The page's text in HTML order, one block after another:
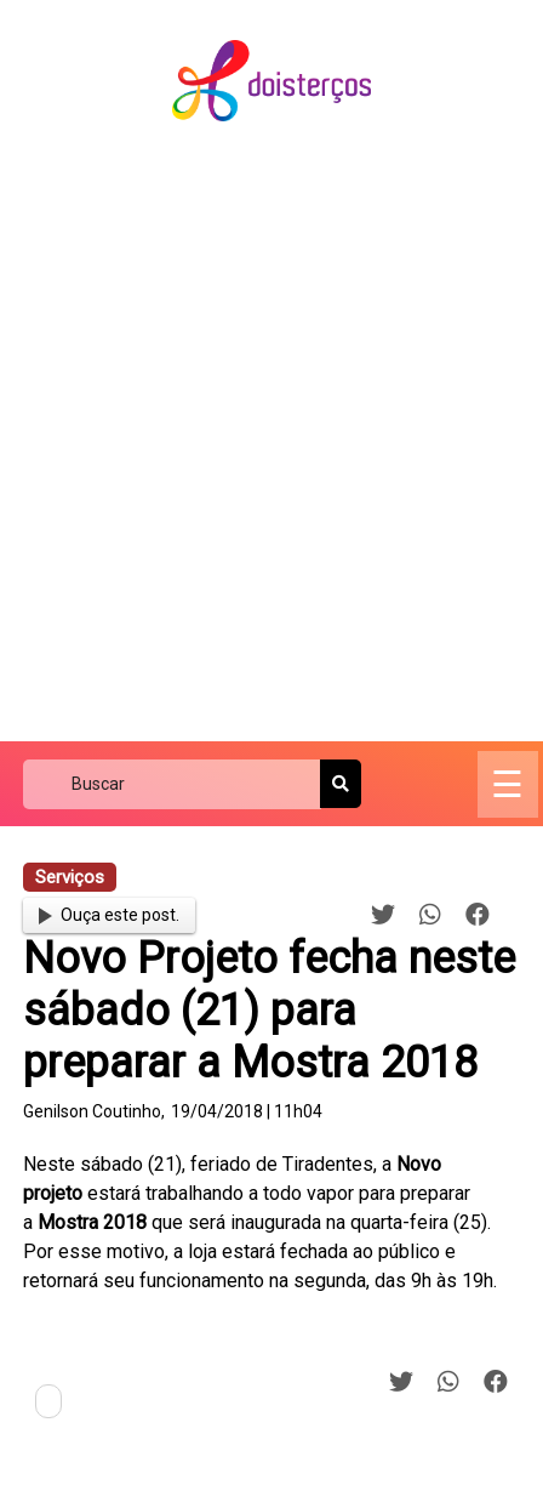
☰
Serviços
Ouça este post.
Novo Projeto fecha neste
sábado (21) para
preparar a Mostra 2018
Genilson Coutinho, 19/04/2018 | 11h04
Neste sábado (21), feriado de Tiradentes, a Novo
projeto estará trabalhando a todo vapor para preparar
a Mostra 2018 que será inaugurada na quarta-feira (25).
Por esse motivo, a loja estará fechada ao público e
retornará seu funcionamento na segunda, das 9h às 19h.